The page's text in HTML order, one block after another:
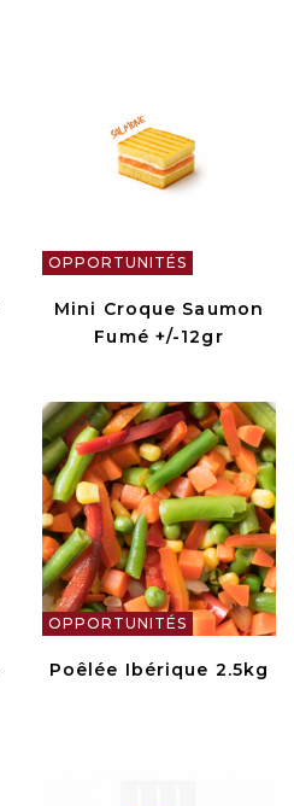
OPPORTUNITÉS
Mini Croque Saumon
Fumé +/-12gr
OPPORTUNITÉS
Poêlée Ibérique 2.5kg